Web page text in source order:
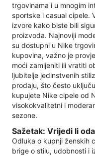
trgovinama i u mnogim
sportske i casual cipele.
izvore kako biste bili
proizvoda. Najnoviji
su dostupni u Nike
kupovina, važno je
moći zamijeniti ili vratiti
ljubitelje jedinstvenih
prodaju, što često
kupujete Nike cipele od
visokokvalitetni i
sezone.
Sažetak: Vrijedi li
Odluka o kupnji ženskih
brige o stilu, udobnosti i